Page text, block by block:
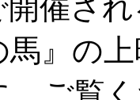
開催さ
馬』の